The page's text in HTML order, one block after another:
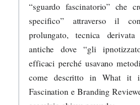
“sguardo fascinatorio” che
specifico” attraverso il
prolungato, tecnica
antiche dove “gli
efficaci perché usavano
come descritto in What it
Fascination e Branding